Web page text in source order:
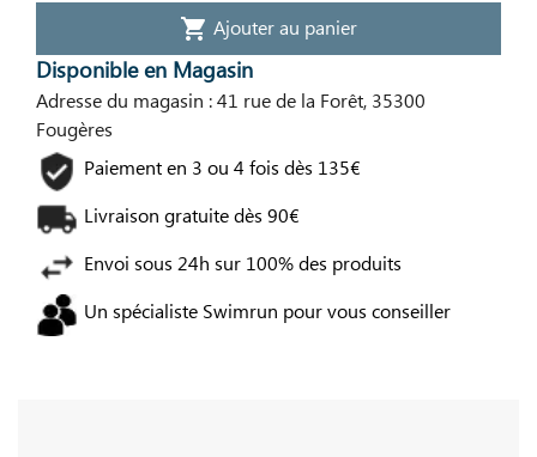
shopping_cart Ajouter au panier
Disponible en Magasin
Adresse du magasin : 41 rue de la Forêt, 35300
Fougères
Paiement en 3 ou 4 fois dès 135€
Livraison gratuite dès 90€
Envoi sous 24h sur 100% des produits
Un spécialiste Swimrun pour vous conseiller